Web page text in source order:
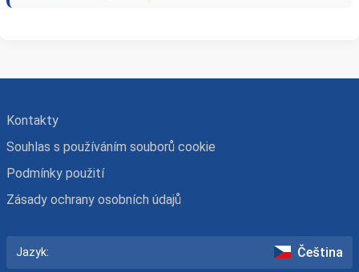
Kontakty
Souhlas s používáním souborů cookie
Podmínky použití
Zásady ochrany osobních údajů
Jazyk: Čeština